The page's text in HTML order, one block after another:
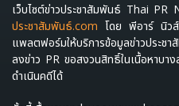
เว็บไซต์ข่าวประชาสัมพันธ์ Thai
ประชาสัมพันธ์.com โดย พีอาร์ นิว
แพลตฟอร์มให้บริการข้อมูลข่าวประช
ลงข่าว PR ขอสงวนสิทธิ์ในเนื้อหาบา
ดำเนินคดีได้